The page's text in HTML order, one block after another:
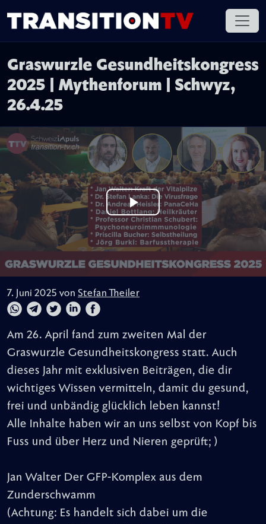
Graswurzle Gesundheitskongress
2025 | Mythenforum | Schwyz,
26.4.25
7. Juni 2025 von Stefan Theiler
Am 26. April fand zum zweiten Mal der
Graswurzle Gesundheitskongress statt. Auch
dieses Jahr mit exklusiven Beiträgen, die dir
wichtiges Wissen vermitteln, damit du gesund,
frei und unbändig glücklich leben kannst!
Alle Inhalte haben wir an uns selbst von Kopf bis
Fuss und über Herz und Nieren geprüft; )
Jan Walter Der GFP-Komplex aus dem
Zunderschwamm
(Achtung: Es handelt sich dabei um die